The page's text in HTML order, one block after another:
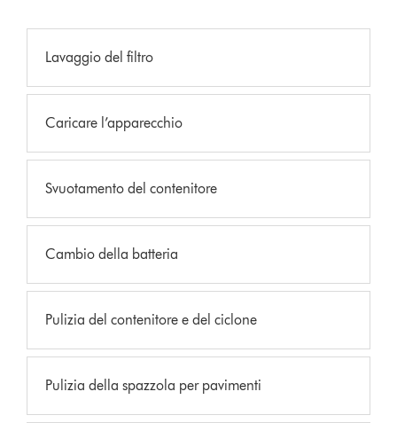
Lavaggio del filtro
Caricare l’apparecchio
Svuotamento del contenitore
Cambio della batteria
Pulizia del contenitore e del ciclone
Pulizia della spazzola per pavimenti